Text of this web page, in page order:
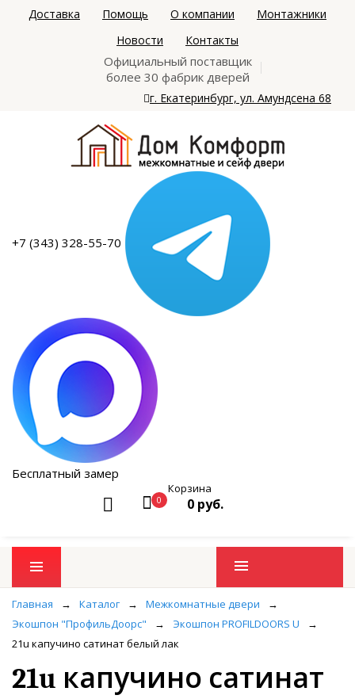
Доставка Помощь О компании
Монтажники
Новости
Контакты
Официальный поставщик
более 30 фабрик дверей
г. Екатеринбург, ул. Амундсена 68
+7 (343) 328-55-70
Бесплатный замер
0
Корзина
0 руб.
Промо товары
Главная → Каталог → Межкомнатные двери
→
Экошпон "ПрофильДоорс"
→ Экошпон PROFILDOORS U
→
21u капучино сатинат белый лак
21u капучино сатинат